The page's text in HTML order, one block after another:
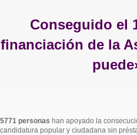
Conseguido el
financiación de la
5771 personas han apoyado la
candidatura popular y ciudadana sin